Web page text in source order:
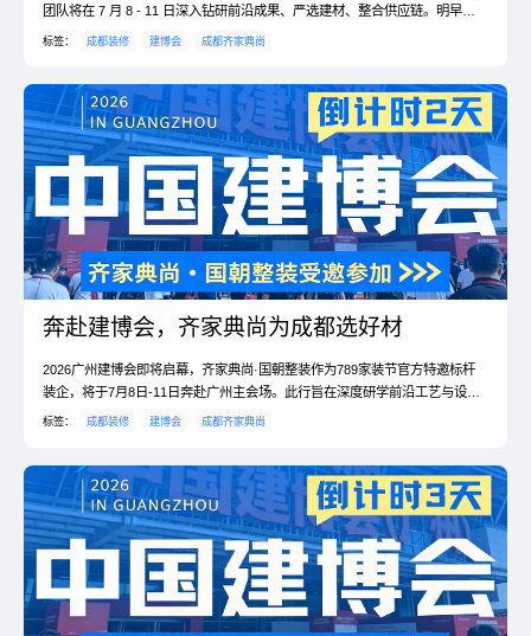
团队将在 7 月 8 - 11 日深入钻研前沿成果、严选建材、整合供应链。明早官
方直播间还将开启直播，带成都业主云游建博，旨在为业主谋福利，提升本地
标签： 成都装修 建博会 成都齐家典尚
奔赴建博会，齐家典尚为成都选好材
2026广州建博会即将启幕，齐家典尚·国朝整装作为789家装节官方特邀标杆
装企，将于7月8日-11日奔赴广州主会场。此行旨在深度研学前沿工艺与设
计，直连一线建材源头工厂，锁定一手底价，打破中间商溢价乱象。品牌将把
标签： 成都装修 建博会 成都齐家典尚